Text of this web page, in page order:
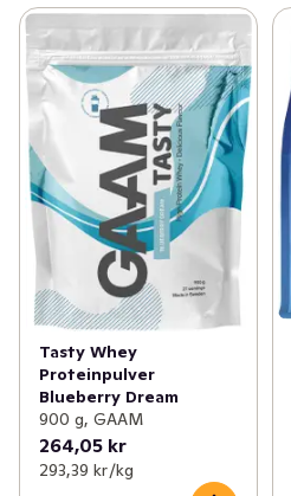
Tasty Whey
Proteinpulver
Blueberry Dream
900 g, GAAM
264,05 kr
293,39 kr /kg